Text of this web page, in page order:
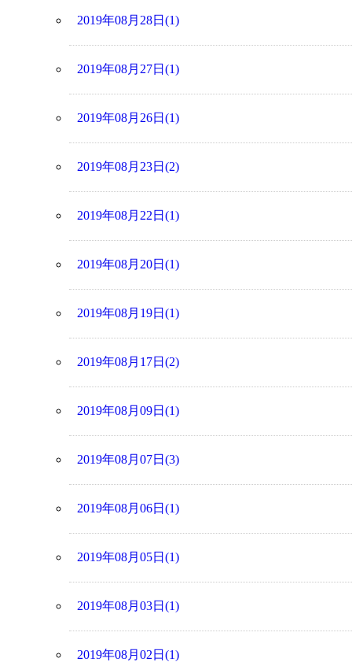
2019年08月28日(1)
2019年08月27日(1)
2019年08月26日(1)
2019年08月23日(2)
2019年08月22日(1)
2019年08月20日(1)
2019年08月19日(1)
2019年08月17日(2)
2019年08月09日(1)
2019年08月07日(3)
2019年08月06日(1)
2019年08月05日(1)
2019年08月03日(1)
2019年08月02日(1)